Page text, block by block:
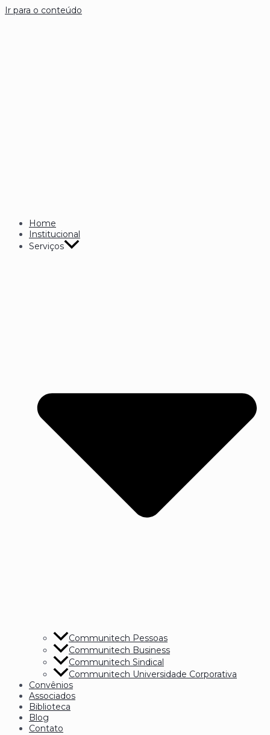
Ir para o conteúdo
Home
Institucional
Serviços
Communitech Pessoas
Communitech Business
Communitech Sindical
Communitech Universidade Corporativa
Convênios
Associados
Biblioteca
Blog
Contato